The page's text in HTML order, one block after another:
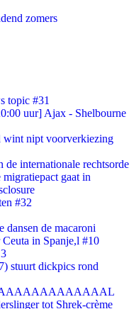
zomers
topic #31
uur] Ajax - Shelbourne
wint nipt voorverkiezing
internationale rechtsorde
gaat in
#32
dansen de macaroni
in Spanje,l #10
stuurt dickpics rond
tot Shrek-crème